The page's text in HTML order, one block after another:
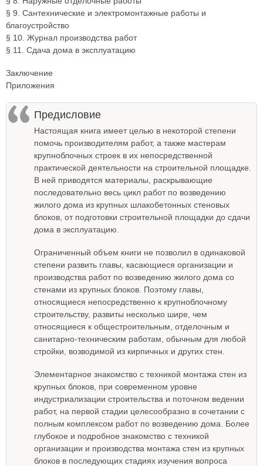
§ 9. Сантехнические и электромонтажные работы и
благоустройство
§ 10. Журнал производства работ
§ 11. Сдача дома в эксплуатацию
Заключение
Приложения
Предисловие
Настоящая книга имеет целью в некоторой степени
помочь производителям работ, а также мастерам
крупноблочных строек в их непосредственной
практической деятельности на строительной площадке.
В ней приводятся материалы, раскрывающие
последовательно весь цикл работ по возведению
жилого дома из крупных шлакобетонных стеновых
блоков, от подготовки строительной площадки до сдачи
дома в эксплуатацию.
Ограниченный объем книги не позволил в одинаковой
степени развить главы, касающиеся организации и
производства работ по возведению жилого дома со
стенами из крупных блоков. Поэтому главы,
относящиеся непосредственно к крупноблочному
строительству, развиты несколько шире, чем
относящиеся к общестроительным, отделочным и
санитарно-техническим работам, обычным для любой
стройки, возводимой из кирпичных и других стен.
Элементарное знакомство с техникой монтажа стен из
крупных блоков, при современном уровне
индустриализации строительства и поточном ведении
работ, на первой стадии целесообразно в сочетании с
полным комплексом работ по возведению дома. Более
глубокое и подробное знакомство с техникой
организации и производства монтажа стен из крупных
блоков в последующих стадиях изучения вопроса